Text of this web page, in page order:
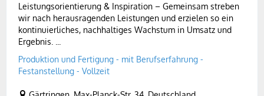
Leistungsorientierung & Inspiration – Gemeinsam streben
wir nach herausragenden Leistungen und erzielen so ein
kontinuierliches, nachhaltiges Wachstum in Umsatz und
Ergebnis. ...
Produktion und Fertigung - mit Berufserfahrung -
Festanstellung - Vollzeit